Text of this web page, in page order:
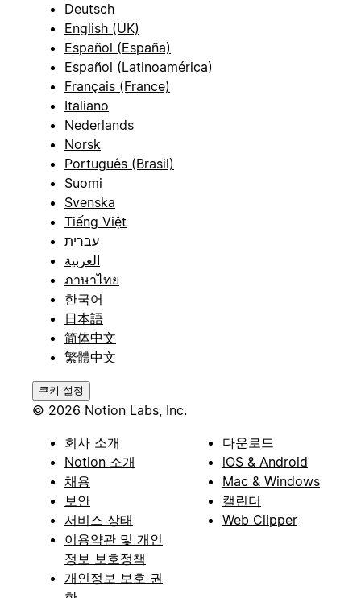
Deutsch
English (UK)
Español (España)
Español (Latinoamérica)
Français (France)
Italiano
Nederlands
Norsk
Português (Brasil)
Suomi
Svenska
Tiếng Việt
עברית
العربية
ภาษาไทย
한국어
日本語
简体中文
繁體中文
쿠키 설정
© 2026 Notion Labs, Inc.
회사 소개
Notion 소개
채용
보안
서비스 상태
이용약관 및 개인
정보 보호정책
개인정보 보호 권
다운로드
iOS & Android
Mac & Windows
캘린더
Web Clipper